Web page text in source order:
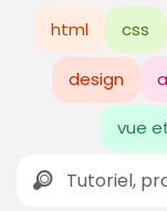
html css
design
vue